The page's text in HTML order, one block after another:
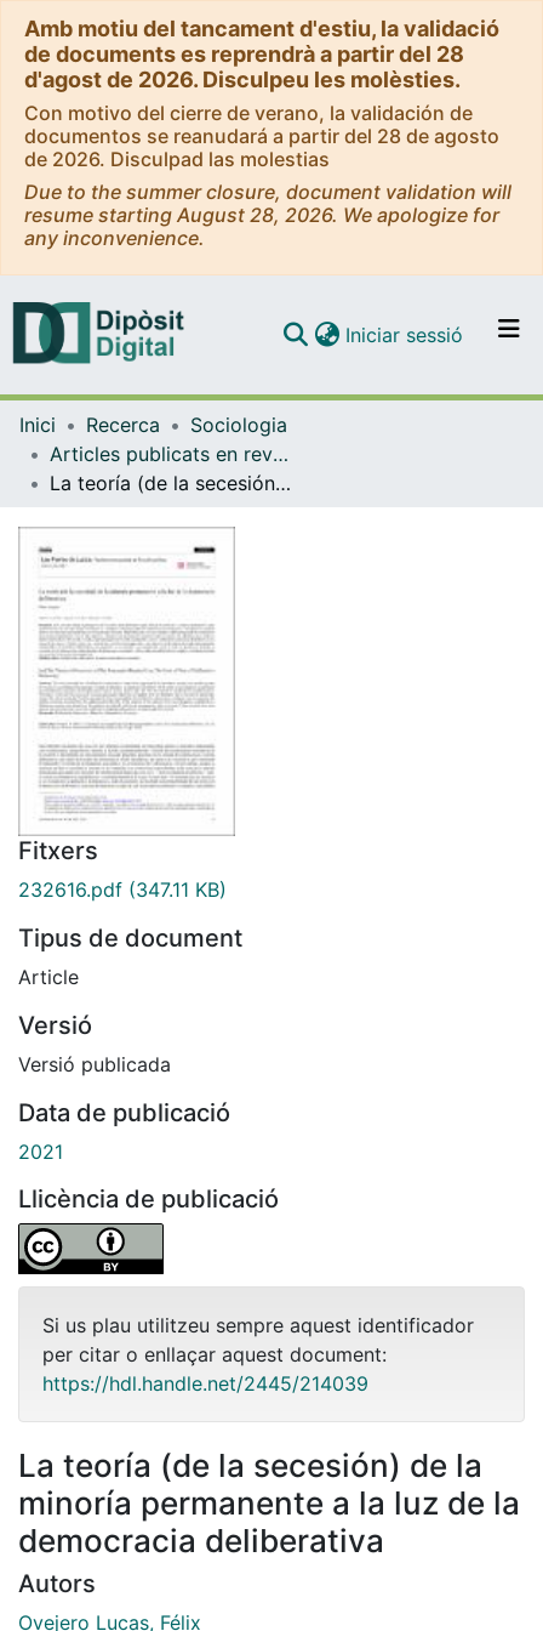
Amb motiu del tancament d'estiu, la validació
de documents es reprendrà a partir del 28
d'agost de 2026. Disculpeu les molèsties.
Con motivo del cierre de verano, la validación de
documentos se reanudará a partir del 28 de agosto
de 2026. Disculpad las molestias
Due to the summer closure, document validation will
resume starting August 28, 2026. We apologize for
any inconvenience.
Navega per tot el DD
Com publicar
Iniciar sessió (current)
Inici Recerca
Sociologia
Articles publicats en revistes (Sociologia)
La teoría (de la secesión) de la minoría permanente a la luz de la democracia deliberativa
Fitxers
232616.pdf (347.11 KB)
Tipus de document
Article
Versió
Versió publicada
Data de publicació
2021
Llicència de publicació
Si us plau utilitzeu sempre aquest identificador
per citar o enllaçar aquest document:
https://hdl.handle.net/2445/214039
La teoría (de la secesión) de la
minoría permanente a la luz de la
democracia deliberativa
Autors
Ovejero Lucas, Félix